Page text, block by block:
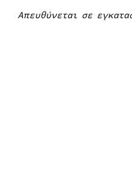
Απευθύνεται σε